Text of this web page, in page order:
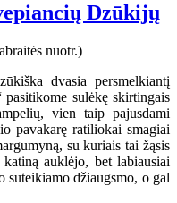
Dzūkijų
dvasia persmelkiantį
sulėkę skirtingais
vien taip pajusdami
pavakarę ratiliokai smagiai
su kuriais tai žąsis
auklėjo, bet labiausiai
suteikiamo džiaugsmo, o gal